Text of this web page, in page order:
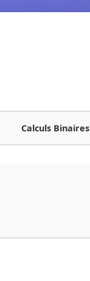
Calculs Binaires